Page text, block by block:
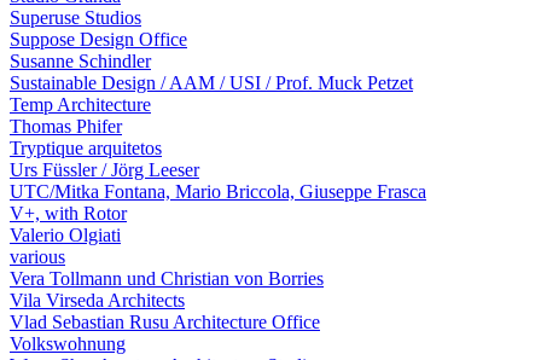
Superuse Studios
Suppose Design Office
Susanne Schindler
Sustainable Design / AAM / USI / Prof. Muck Petzet
Temp Architecture
Thomas Phifer
Tryptique arquitetos
Urs Füssler / Jörg Leeser
UTC/Mitka Fontana, Mario Briccola, Giuseppe Frasca
V+, with Rotor
Valerio Olgiati
various
Vera Tollmann und Christian von Borries
Vila Virseda Architects
Vlad Sebastian Rusu Architecture Office
Volkswohnung